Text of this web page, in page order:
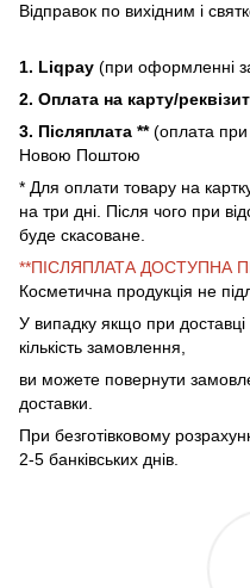
Відправок по вихідним і
1. Liqpay (при оформленні
2. Оплата на карту/
3. Післяплата **(оплата
Новою Поштою
* Для оплати товару на
на три дні. Після чого при
буде скасоване.
**ПІСЛЯПЛАТА ДОСТУПНА
Косметична продукція не
У випадку якщо при доставці
кількість замовлення,
ви можете повернути
доставки.
При безготівковому
2-5 банківських днів.